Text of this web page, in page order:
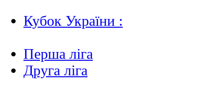
Кубок України :
Перша ліга
Друга ліга